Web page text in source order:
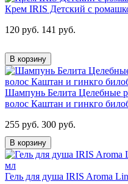
Крем IRIS Детский с
120 руб. 141 руб.
В корзину
Шампунь Белита Целебные
волос Каштан и гинкго
255 руб. 300 руб.
В корзину
Гель для душа IRIS Aroma